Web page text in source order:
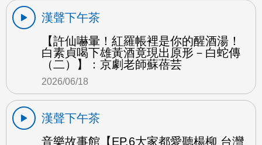
漢聲下午茶
【許仙嚇暈！紅羅帳裡是你的醒酒湯！
白素貞喝下雄黃酒竟現出原形－白蛇傳
（二）】：京劇老師蘇蓓芸
2026/06/18
漢聲下午茶
音樂故事館【EP.6大家都愛聽楊柳 台灣